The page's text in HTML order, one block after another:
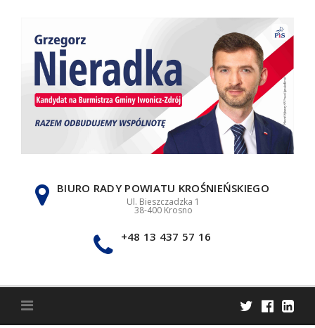
BIURO RADY POWIATU KROŚNIEŃSKIEGO
Ul. Bieszczadzka 1
38-400 Krosno
+48 13 437 57 16